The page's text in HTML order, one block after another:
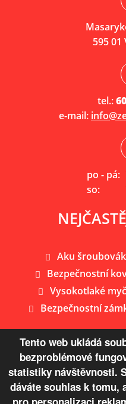
595 01
tel.:
e-mail:
po - pá:
so:
Aku
Bezpečnostní
Vysokotlaké
Bezpečnostní
© Copyright 2026
Tento web ukládá
bezproblémové
statistiky návštěvnosti.
dáváte souhlas k tomu,